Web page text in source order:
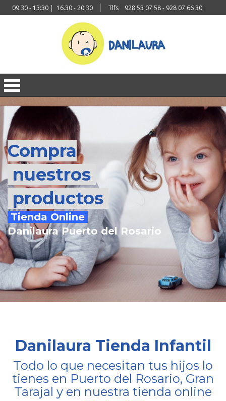
09:30 - 13:30 | 16.30 - 20:30 Tlfs 928 53 07 58 - 928 07 66 30
Compra
nuestros
productos
Tienda Online
Danilaura Puerto del Rosario
Danilaura Tienda Infantil
Todo lo que necesitan tus hijos lo
tienes en Puerto del Rosario, Gran
Tarajal y en nuestra tienda online